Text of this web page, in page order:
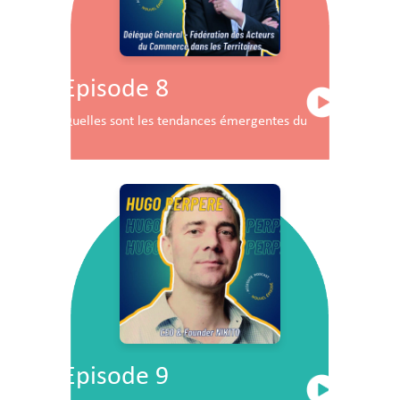
Episode 8
Quelles sont les tendances émergentes du commerce en
Episode 9